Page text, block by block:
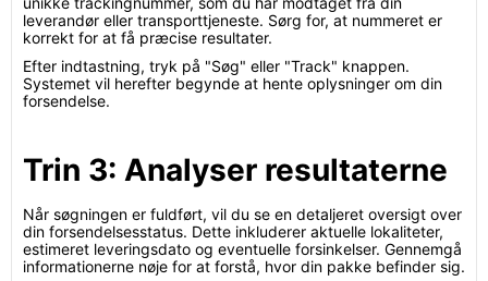
leverandør eller transporttjeneste. Sørg for, at nummeret er
korrekt for at få præcise resultater.
Efter indtastning, tryk på "Søg" eller "Track" knappen.
Systemet vil herefter begynde at hente oplysninger om din
forsendelse.
Trin 3: Analyser resultaterne
Når søgningen er fuldført, vil du se en detaljeret oversigt over
din forsendelsesstatus. Dette inkluderer aktuelle lokaliteter,
estimeret leveringsdato og eventuelle forsinkelser. Gennemgå
informationerne nøje for at forstå, hvor din pakke befinder sig.